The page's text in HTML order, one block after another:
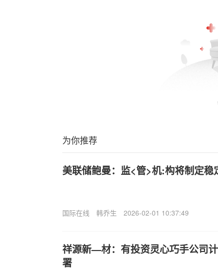
为你推荐
美联储鲍曼：监<管>机:构将制定稳
国际在线 韩乔生 2026-02-01 10:37:49
祥源新—材：有投资灵心巧手公司
署